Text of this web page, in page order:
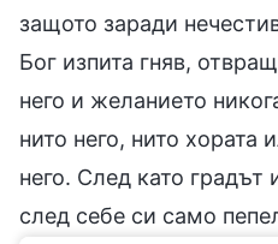
защото заради
Бог изпита гняв,
него и желанието
нито него, нито
него. След като градът
след себе си само